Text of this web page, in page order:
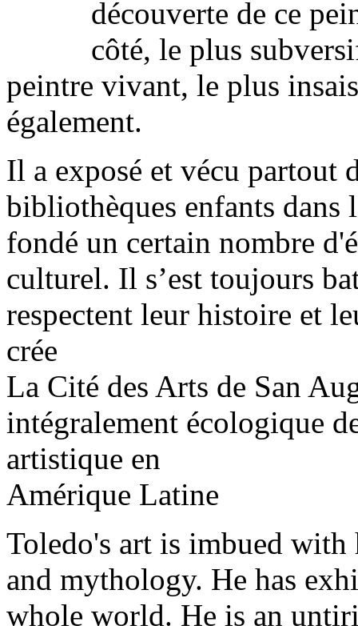
découverte de ce
côté, le plus
peintre vivant, le plus
également.
Il a exposé et vécu partout
bibliothèques enfants dans
fondé un certain nombre
culturel. Il s’est toujours
respectent leur histoire et
crée
La Cité des Arts de San
intégralement écologique
artistique en
Amérique Latine
Toledo's art is imbued
and mythology. He has
whole world. He is an